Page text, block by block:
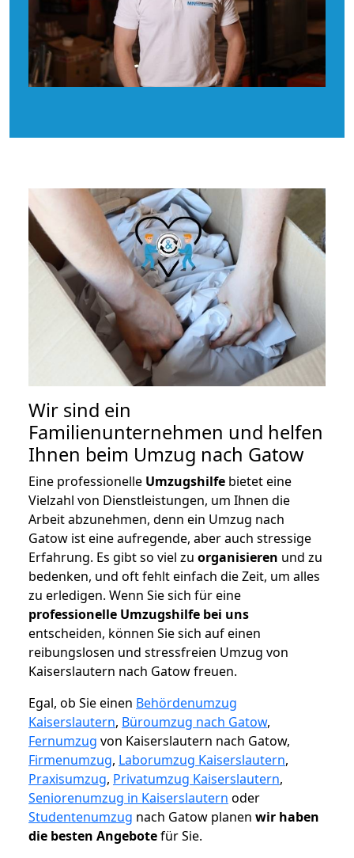
Wir sind ein
Familienunternehmen und helfen
Ihnen beim Umzug nach Gatow
Eine professionelle Umzugshilfe bietet eine
Vielzahl von Dienstleistungen, um Ihnen die
Arbeit abzunehmen, denn ein Umzug nach
Gatow ist eine aufregende, aber auch stressige
Erfahrung. Es gibt so viel zu organisieren und zu
bedenken, und oft fehlt einfach die Zeit, um alles
zu erledigen. Wenn Sie sich für eine
professionelle Umzugshilfe bei uns
entscheiden, können Sie sich auf einen
reibungslosen und stressfreien Umzug von
Kaiserslautern nach Gatow freuen.
Egal, ob Sie einen Behördenumzug
Kaiserslautern, Büroumzug nach Gatow,
Fernumzug von Kaiserslautern nach Gatow,
Firmenumzug, Laborumzug Kaiserslautern,
Praxisumzug, Privatumzug Kaiserslautern,
Seniorenumzug in Kaiserslautern oder
Studentenumzug nach Gatow planen wir haben
die besten Angebotefür Sie.